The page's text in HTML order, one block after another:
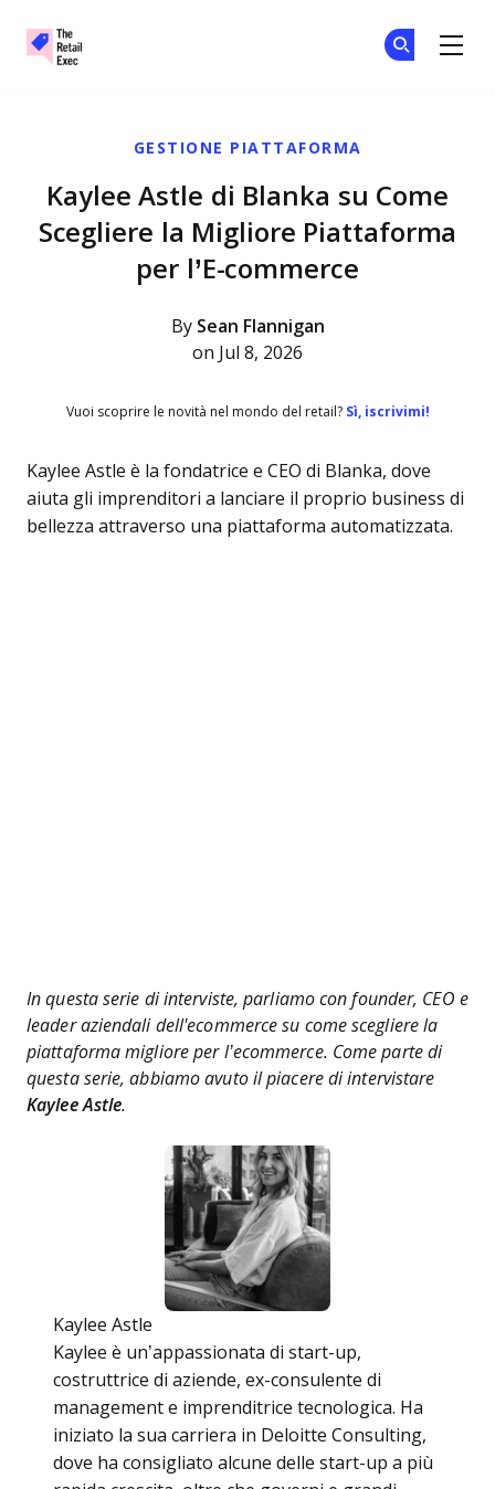
GESTIONE PIATTAFORMA
Kaylee Astle di Blanka su Come
Scegliere la Migliore Piattaforma
per l’E-commerce
By Sean Flannigan
on Jul 8, 2026
Vuoi scoprire le novità nel mondo del retail?Sì, iscrivimi!
Kaylee Astle è la fondatrice e CEO di Blanka, dove
aiuta gli imprenditori a lanciare il proprio business di
bellezza attraverso una piattaforma automatizzata.
In questa serie di interviste, parliamo con founder, CEO e
leader aziendali dell'ecommerce su come scegliere la
piattaforma migliore per l’ecommerce. Come parte di
questa serie, abbiamo avuto il piacere di intervistare
Kaylee Astle.
Kaylee Astle
Kaylee è un’appassionata di start-up,
costruttrice di aziende, ex-consulente di
management e imprenditrice tecnologica. Ha
iniziato la sua carriera in Deloitte Consulting,
dove ha consigliato alcune delle start-up a più